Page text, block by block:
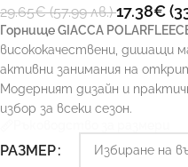
29.65€(57.99 лв.)17.38€
Горнище GIACCA
висококачествени, дишащи
активни занимания на
Модерният дизайн и
избор за всеки сезон.
РАЗМЕР